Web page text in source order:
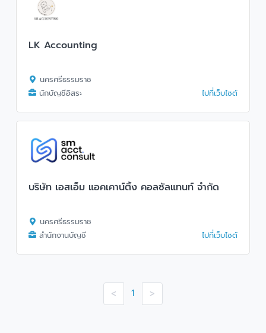
LK Accounting
นครศรีธรรมราช
นักบัญชีอิสระ
ไปที่เว็บไซต์
บริษัท เอสเอ็ม แอคเคาน์ติ้ง คอลซัลแทนท์ จำกัด
นครศรีธรรมราช
สำนักงานบัญชี
ไปที่เว็บไซต์
< 1 >